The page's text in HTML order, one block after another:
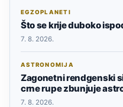
EGZOPLANETI
Što se krije duboko
7. 8. 2026.
ASTRONOMIJA
Zagonetni rendgenski
crne rupe zbunjuje
7. 8. 2026.